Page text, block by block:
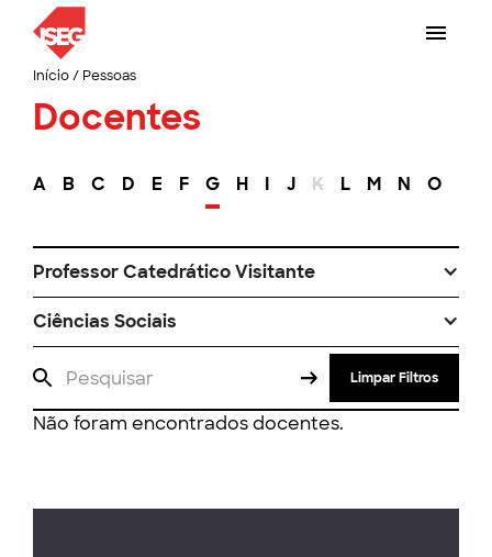
Início/ Pessoas
Docentes
A B C D E F G H I J K L M N O
Professor Catedrático Visitante
Ciências Sociais
Limpar Filtros
Não foram encontrados docentes.